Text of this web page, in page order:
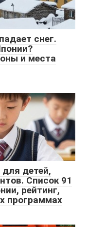
снег.
и места
детей,
Список 91
рейтинг,
программах